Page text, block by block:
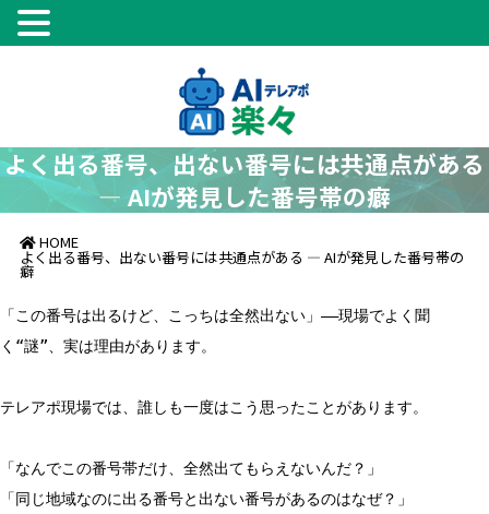
よく出る番号、出ない番号には共通点がある
― AIが発見した番号帯の癖
HOME
よく出る番号、出ない番号には共通点がある ― AIが発見した番号帯の
癖
「この番号は出るけど、こっちは全然出ない」――現場でよく聞
く“謎”、実は理由があります。
テレアポ現場では、誰しも一度はこう思ったことがあります。
「なんでこの番号帯だけ、全然出てもらえないんだ？」
「同じ地域なのに出る番号と出ない番号があるのはなぜ？」